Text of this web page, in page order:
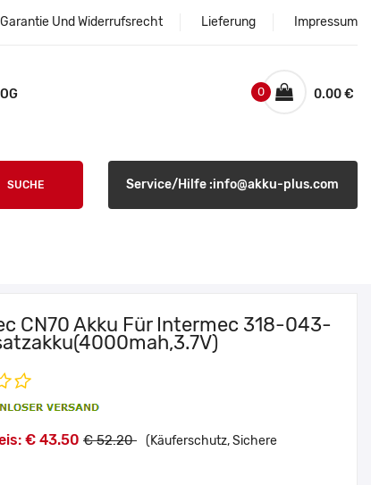
Garantie Und Widerrufsrecht Lieferung Impressum
0.00 €
0
SUCHE Service/Hilfe :info@akku-plus.com
CN70 Akku Für Intermec 318-043-
€ 43.50 € 52.20 (Käuferschutz, Sichere